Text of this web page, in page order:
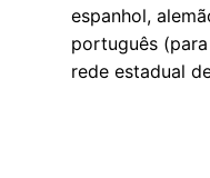
espanhol,
português
rede estadual